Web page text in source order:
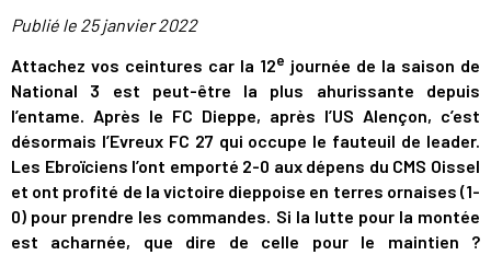
Publié le 25 janvier 2022
Attachez vos ceintures car la 12e journée de la saison de
National 3 est peut-être la plus ahurissante depuis
l’entame. Après le FC Dieppe, après l’US Alençon, c’est
désormais l’Evreux FC 27 qui occupe le fauteuil de leader.
Les Ebroïciens l’ont emporté 2-0 aux dépens du CMS Oissel
et ont profité de la victoire dieppoise en terres ornaises (1-
0) pour prendre les commandes. Si la lutte pour la montée
est acharnée, que dire de celle pour le maintien ?